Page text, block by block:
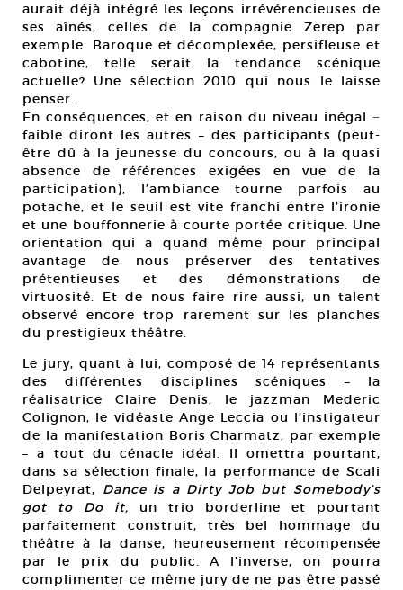
aurait déjà intégré les leçons irrévérencieuses de
ses aînés, celles de la compagnie Zerep par
exemple. Baroque et décomplexée, persifleuse et
cabotine, telle serait la tendance scénique
actuelle? Une sélection 2010 qui nous le laisse
penser…
En conséquences, et en raison du niveau inégal −
faible diront les autres – des participants (peut-
être dû à la jeunesse du concours, ou à la quasi
absence de références exigées en vue de la
participation), l’ambiance tourne parfois au
potache, et le seuil est vite franchi entre l’ironie
et une bouffonnerie à courte portée critique. Une
orientation qui a quand même pour principal
avantage de nous préserver des tentatives
prétentieuses et des démonstrations de
virtuosité. Et de nous faire rire aussi, un talent
observé encore trop rarement sur les planches
du prestigieux théâtre.
Le jury, quant à lui, composé de 14 représentants
des différentes disciplines scéniques – la
réalisatrice Claire Denis, le jazzman Mederic
Colignon, le vidéaste Ange Leccia ou l’instigateur
de la manifestation Boris Charmatz, par exemple
– a tout du cénacle idéal. Il omettra pourtant,
dans sa sélection finale, la performance de Scali
Delpeyrat, Dance is a Dirty Job but Somebody’s
got to Do it, un trio borderline et pourtant
parfaitement construit, très bel hommage du
théâtre à la danse, heureusement récompensée
par le prix du public. A l’inverse, on pourra
complimenter ce même jury de ne pas être passé